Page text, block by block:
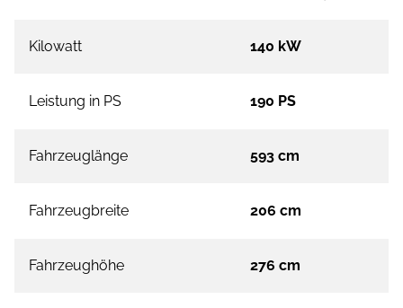
Kilowatt 140 kW
Leistung in PS 190 PS
Fahrzeuglänge 593 cm
Fahrzeugbreite 206 cm
Fahrzeughöhe 276 cm